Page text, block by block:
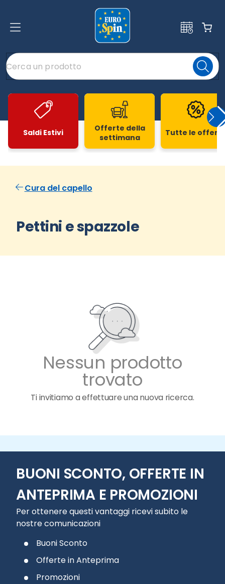
Saldi Estivi
Offerte della
settimana
Tutte le
Cura del capello
Pettini e spazzole
Nessun prodotto
trovato
Ti invitiamo a effettuare una nuova ricerca.
BUONI SCONTO, OFFERTE IN
ANTEPRIMA E PROMOZIONI
Per ottenere questi vantaggi ricevi subito le
nostre comunicazioni
Buoni Sconto
Offerte in Anteprima
Promozioni